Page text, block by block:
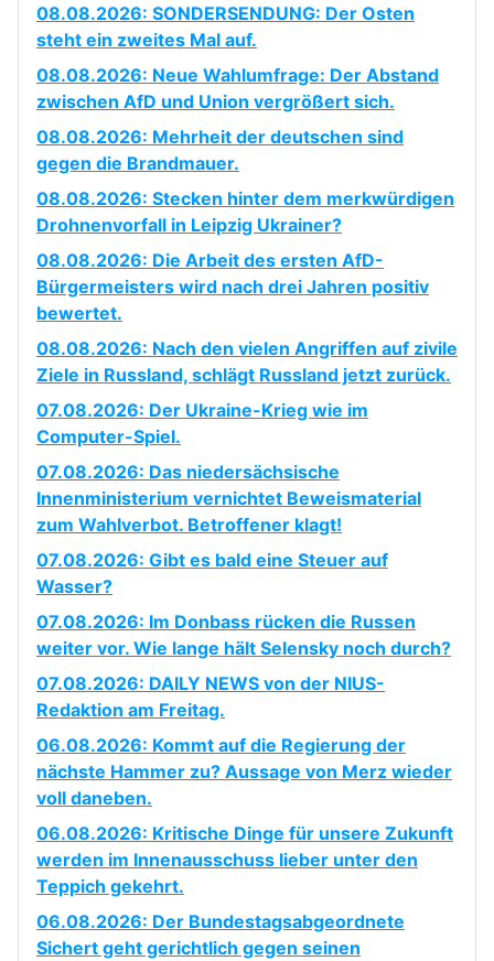
08.08.2026: SONDERSENDUNG: Der Osten
steht ein zweites Mal auf.
08.08.2026: Neue Wahlumfrage: Der Abstand
zwischen AfD und Union vergrößert sich.
08.08.2026: Mehrheit der deutschen sind
gegen die Brandmauer.
08.08.2026: Stecken hinter dem merkwürdigen
Drohnenvorfall in Leipzig Ukrainer?
08.08.2026: Die Arbeit des ersten AfD-
Bürgermeisters wird nach drei Jahren positiv
bewertet.
08.08.2026: Nach den vielen Angriffen auf zivile
Ziele in Russland, schlägt Russland jetzt zurück.
07.08.2026: Der Ukraine-Krieg wie im
Computer-Spiel.
07.08.2026: Das niedersächsische
Innenministerium vernichtet Beweismaterial
zum Wahlverbot. Betroffener klagt!
07.08.2026: Gibt es bald eine Steuer auf
Wasser?
07.08.2026: Im Donbass rücken die Russen
weiter vor. Wie lange hält Selensky noch durch?
07.08.2026: DAILY NEWS von der NIUS-
Redaktion am Freitag.
06.08.2026: Kommt auf die Regierung der
nächste Hammer zu? Aussage von Merz wieder
voll daneben.
06.08.2026: Kritische Dinge für unsere Zukunft
werden im Innenausschuss lieber unter den
Teppich gekehrt.
06.08.2026: Der Bundestagsabgeordnete
Sichert geht gerichtlich gegen seinen